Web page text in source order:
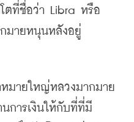
ตที่ชื่อว่า Libra หรือ
มายหนุนหลังอยู่
มายใหญ่หลวงมากมาย
นการเงินให้กับที่ที่มี